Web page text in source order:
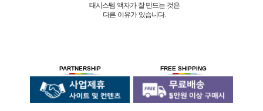
태시스템 액자가 잘 만드는 것은
다른 이유가 있습니다.
30년의 역사를 갖고 있는 회사입니다.
절대적인 제품을 만들기 위해
전 직원이 노력하고 있습니다.
세계 각국에 기계수출은 물론 기술지원을
하고 있습니다.
세계 최초로 개발하고
안전과 효과 효율을 인정받아
획득 하였습니다.
PARTNERSHIP FREE SHIPPING